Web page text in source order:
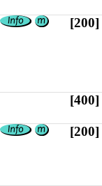
[200]
[400]
[200]